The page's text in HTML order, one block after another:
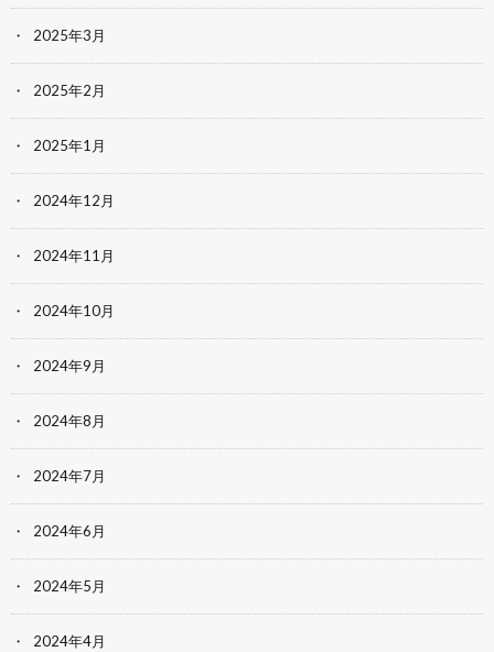
2025年3月
2025年2月
2025年1月
2024年12月
2024年11月
2024年10月
2024年9月
2024年8月
2024年7月
2024年6月
2024年5月
2024年4月